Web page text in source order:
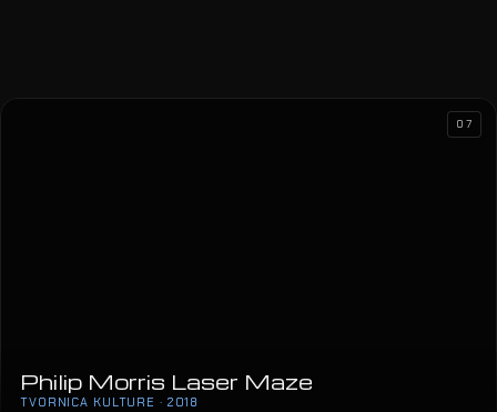
Philip Morris Laser Maze
TVORNICA KULTURE · 2018
07